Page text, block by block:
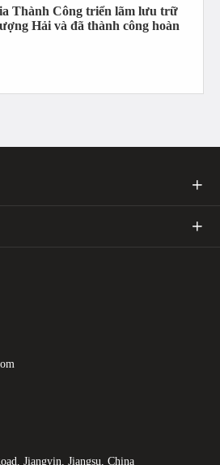
Thành Công triển lãm lưu trữ
Hải và đã thành công hoàn


Jiangyin, Jiangsu, China